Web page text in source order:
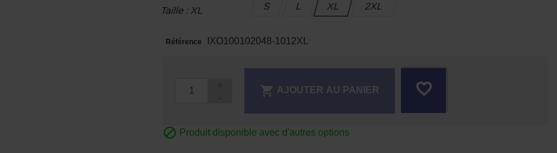
Taille : XL S L XL 2XL
Référence IXO100102048-1012XL
 AJOUTER AU PANIER favorite_border
 Produit disponible avec d'autres options